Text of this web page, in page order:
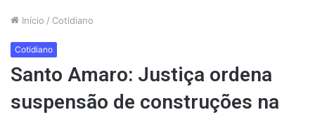
Início / Cotidiano
Cotidiano
Santo Amaro: Justiça ordena
suspensão de construções na